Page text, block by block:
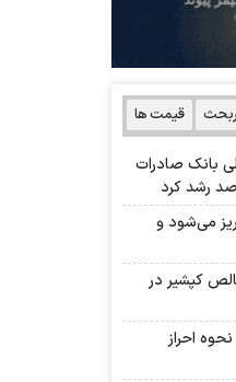
قیمت ها
بانک صادرات
کی واریز می‌شود و
خالص کپشیر در
احراز